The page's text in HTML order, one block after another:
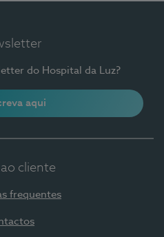
do Hospital da Luz?
aqui
cliente
frequentes